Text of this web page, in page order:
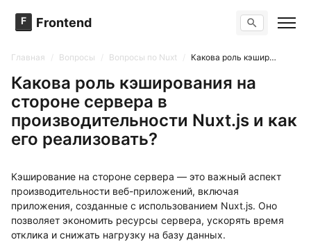
F Frontend Поиск по сайту
Тренажер вопросов
Тесты
Задачи
Главная Вопросы Вопросы по Nuxt Какова роль кэширования на стороне сервера в производительности Nuxt.js и как его реализовать?
Какова роль кэширования на
стороне сервера в
производительности Nuxt.js и как
его реализовать?
Кэширование на стороне сервера — это важный аспект
производительности веб-приложений, включая
приложения, созданные с использованием Nuxt.js. Оно
позволяет экономить ресурсы сервера, ускорять время
отклика и снижать нагрузку на базу данных.